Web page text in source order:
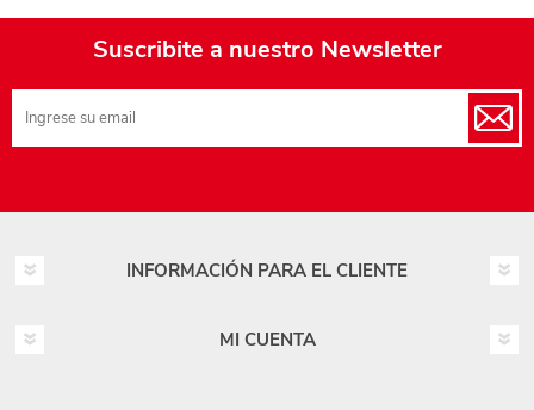
Suscribite a nuestro Newsletter
INFORMACIÓN PARA EL CLIENTE
MI CUENTA